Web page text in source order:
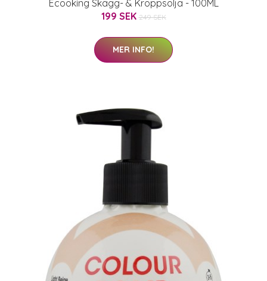
Ecooking Skägg- & Kroppsolja - 100ML
199 SEK 249 SEK
MER INFO!